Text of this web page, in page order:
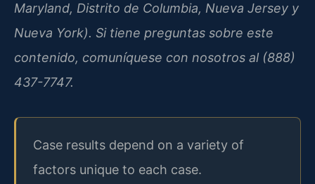
Maryland, Distrito de Columbia, Nueva Jersey y
Nueva York). Si tiene preguntas sobre este
contenido, comuníquese con nosotros al (888)
437-7747.
Case results depend on a variety of
factors unique to each case.